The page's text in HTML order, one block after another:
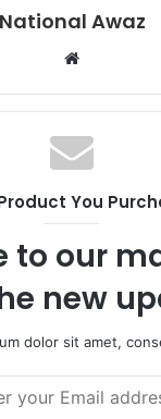
National Awaz
b
s
i
You
to our
new
dolor sit amet,